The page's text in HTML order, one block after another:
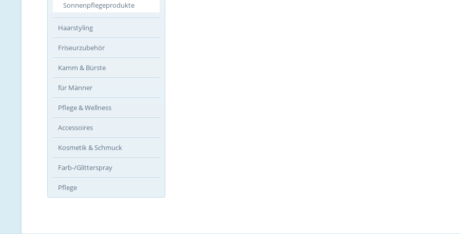
Sonnenpflegeprodukte
Haarstyling
Friseurzubehör
Kamm & Bürste
für Männer
Pflege & Wellness
Accessoires
Kosmetik & Schmuck
Farb-/Glitterspray
Pflege